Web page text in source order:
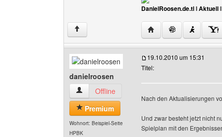
DanielRoosen.de.tlIAktuell
↑ Website dieses
danielroosen
danielroosen Benutzer-Profile anzeigen
Offline
Premium
Wohnort: Beispiel-Seite
HPBK
19.10.2010 um 15:31
Titel:
Nach den Aktualisierungen
Und zwar besteht jetzt nicht
Spielplan mit den